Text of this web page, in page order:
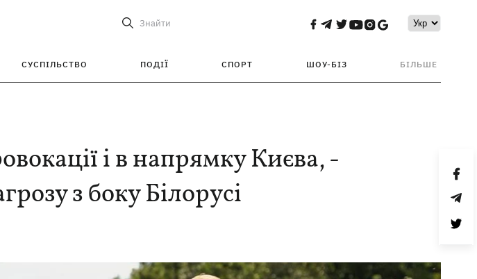
Знайти
СУСПІЛЬСТВО ПОДІЇ СПОРТ ШОУ-БІЗ БІЛЬШЕ
і в напрямку Києва, -
з боку Білорусі